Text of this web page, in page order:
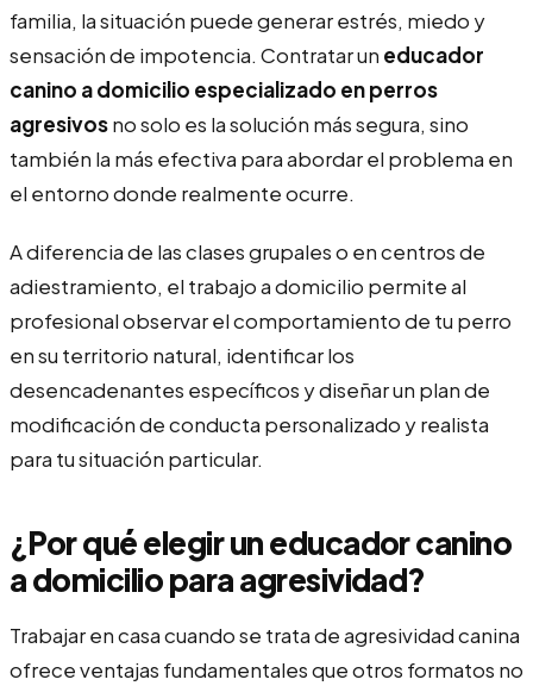
familia, la situación puede generar estrés, miedo y
sensación de impotencia. Contratar un educador
canino a domicilio especializado en perros
agresivosno solo es la solución más segura, sino
también la más efectiva para abordar el problema en
el entorno donde realmente ocurre.
A diferencia de las clases grupales o en centros de
adiestramiento, el trabajo a domicilio permite al
profesional observar el comportamiento de tu perro
en su territorio natural, identificar los
desencadenantes específicos y diseñar un plan de
modificación de conducta personalizado y realista
para tu situación particular.
¿Por qué elegir un educador canino
a domicilio para agresividad?
Trabajar en casa cuando se trata de agresividad canina
ofrece ventajas fundamentales que otros formatos no